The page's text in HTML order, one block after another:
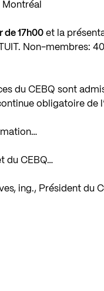
de 17h00 et la
Non-membres:
du CEBQ sont
obligatoire de
du CEBQ…
ing., Président du